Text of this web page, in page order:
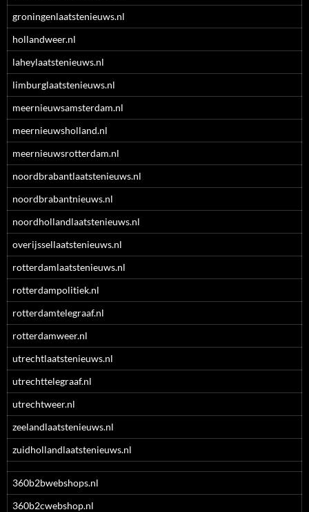
groningenlaatstenieuws.nl
hollandweer.nl
laheylaatstenieuws.nl
limburglaatstenieuws.nl
meernieuwsamsterdam.nl
meernieuwsholland.nl
meernieuwsrotterdam.nl
noordbrabantlaatstenieuws.nl
noordbrabantnieuws.nl
noordhollandlaatstenieuws.nl
overijssellaatstenieuws.nl
rotterdamlaatstenieuws.nl
rotterdampolitiek.nl
rotterdamtelegraaf.nl
rotterdamweer.nl
utrechtlaatstenieuws.nl
utrechttelegraaf.nl
utrechtweer.nl
zeelandlaatstenieuws.nl
zuidhollandlaatstenieuws.nl
360b2bwebshops.nl
360b2cwebshop.nl